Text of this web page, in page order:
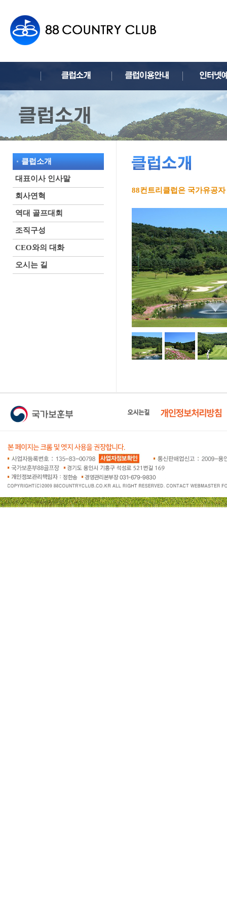
클럽소개
대표이사 인사말
회사연혁
역대 골프대회
조직구성
CEO와의 대화
오시는 길
88컨트리클럽은 국가유공